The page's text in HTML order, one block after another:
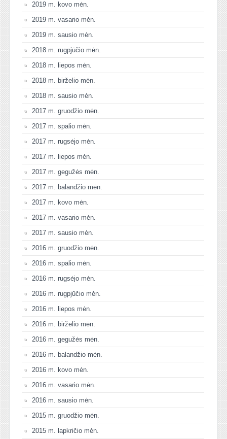
2019 m. kovo mėn.
2019 m. vasario mėn.
2019 m. sausio mėn.
2018 m. rugpjūčio mėn.
2018 m. liepos mėn.
2018 m. birželio mėn.
2018 m. sausio mėn.
2017 m. gruodžio mėn.
2017 m. spalio mėn.
2017 m. rugsėjo mėn.
2017 m. liepos mėn.
2017 m. gegužės mėn.
2017 m. balandžio mėn.
2017 m. kovo mėn.
2017 m. vasario mėn.
2017 m. sausio mėn.
2016 m. gruodžio mėn.
2016 m. spalio mėn.
2016 m. rugsėjo mėn.
2016 m. rugpjūčio mėn.
2016 m. liepos mėn.
2016 m. birželio mėn.
2016 m. gegužės mėn.
2016 m. balandžio mėn.
2016 m. kovo mėn.
2016 m. vasario mėn.
2016 m. sausio mėn.
2015 m. gruodžio mėn.
2015 m. lapkričio mėn.